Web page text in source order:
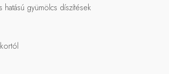
hatású gyümölcs díszítések